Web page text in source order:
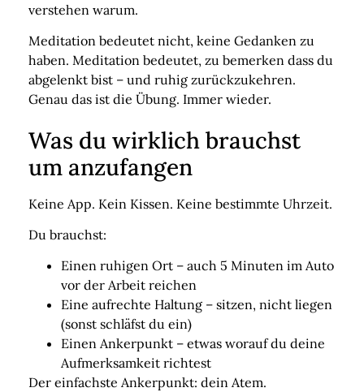
verstehen warum.
Meditation bedeutet nicht, keine Gedanken zu
haben. Meditation bedeutet, zu bemerken dass du
abgelenkt bist – und ruhig zurückzukehren.
Genau das ist die Übung. Immer wieder.
Was du wirklich brauchst
um anzufangen
Keine App. Kein Kissen. Keine bestimmte Uhrzeit.
Du brauchst:
Einen ruhigen Ort – auch 5 Minuten im Auto
vor der Arbeit reichen
Eine aufrechte Haltung – sitzen, nicht liegen
(sonst schläfst du ein)
Einen Ankerpunkt – etwas worauf du deine
Aufmerksamkeit richtest
Der einfachste Ankerpunkt: dein Atem.